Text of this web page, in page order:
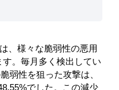
、様々な脆弱性の悪用
。毎月多く検出してい
弱性を狙った攻撃は、
でした。この減少